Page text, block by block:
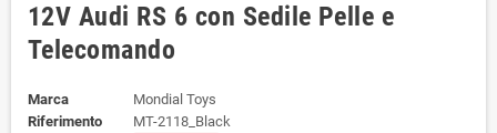
12V Audi RS 6 con Sedile Pelle e
Telecomando
Marca
Mondial Toys
Riferimento
MT-2118_Black